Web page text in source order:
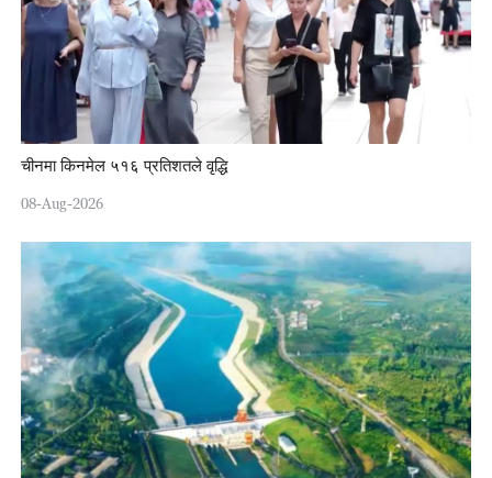
चीनमा किनमेल ५१६ प्रतिशतले वृद्धि
08-Aug-2026